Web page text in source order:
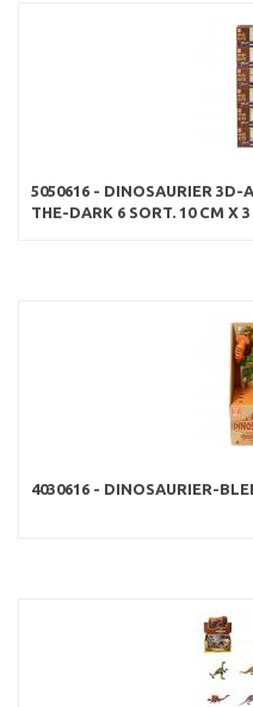
5050616 - DINOSAURIER 3D-
THE-DARK 6 SORT. 10 CM X
4030616 - DINOSAURIER-